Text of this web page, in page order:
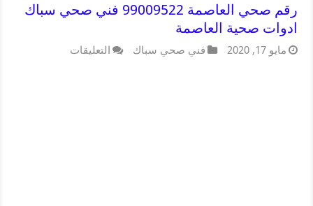
رقم صحي العاصمة 99009522 فني صحي سباك
ادوات صحية العاصمة
مايو 17, 2020 فني صحي سباك التعليقات